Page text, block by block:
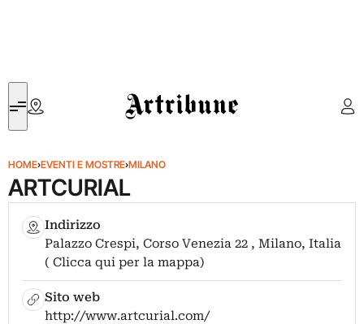
Artribune
HOME›EVENTI E MOSTRE›MILANO
ARTCURIAL
Indirizzo
Palazzo Crespi, Corso Venezia 22 , Milano, Italia
( Clicca qui per la mappa)
Sito web
http://www.artcurial.com/